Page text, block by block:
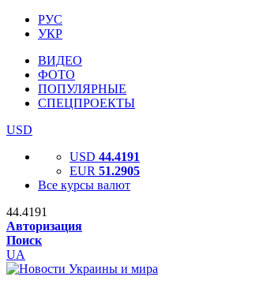
РУС
УКР
ВИДЕО
ФОТО
ПОПУЛЯРНЫЕ
СПЕЦПРОЕКТЫ
USD
USD 44.4191
EUR 51.2905
Все курсы валют
44.4191
Авторизация
Поиск
UA